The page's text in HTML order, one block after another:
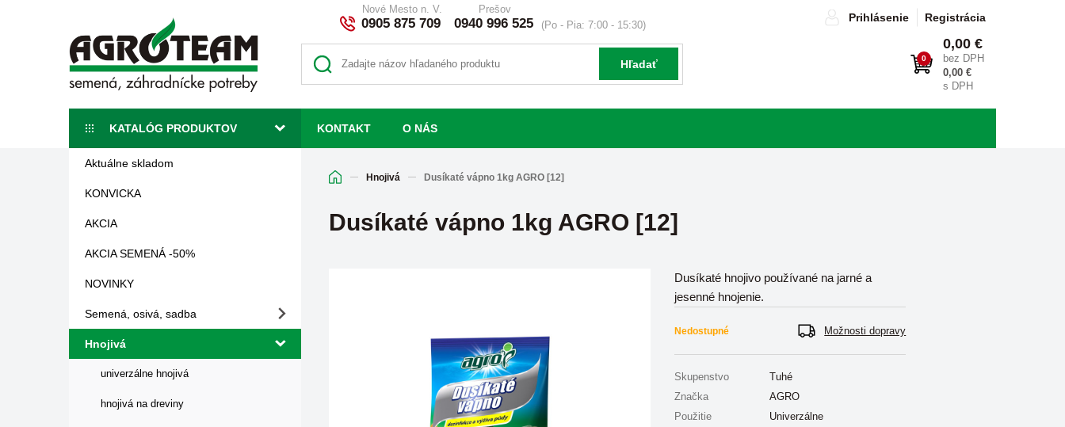
Nové Mesto n. V.
0905 875 709
Prešov
0940 996 525 (Po - Pia: 7:00 - 15:30)
Prihlásenie Registrácia
Hľadať 0
0,00 €
bez DPH
0,00 €
s DPH
KONTAKT O NÁS
KATALÓG PRODUKTOV
Aktuálne skladom
KONVICKA
AKCIA
AKCIA SEMENÁ -50%
NOVINKY
Semená, osivá, sadba
Hnojivá
univerzálne hnojivá
hnojivá na dreviny
Hnojivá Dusíkaté vápno 1kg AGRO [12]
Dusíkaté vápno 1kg AGRO [12]
Dusíkaté hnojivo používané na jarné a
jesenné hnojenie.
Nedostupné Možnosti dopravy
Skupenstvo
Tuhé
Značka
AGRO
Použitie
Univerzálne